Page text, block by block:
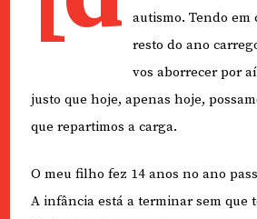
autismo. Tendo em
resto do ano
vos aborrecer por
justo que hoje, apenas hoje,
que repartimos a carga.
O meu filho fez 14 anos no ano
A infância está a terminar sem que